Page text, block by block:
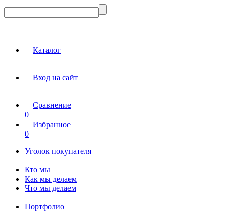
Каталог
Вход на сайт
Сравнение
0
Избранное
0
Уголок покупателя
Кто мы
Как мы делаем
Что мы делаем
Портфолио